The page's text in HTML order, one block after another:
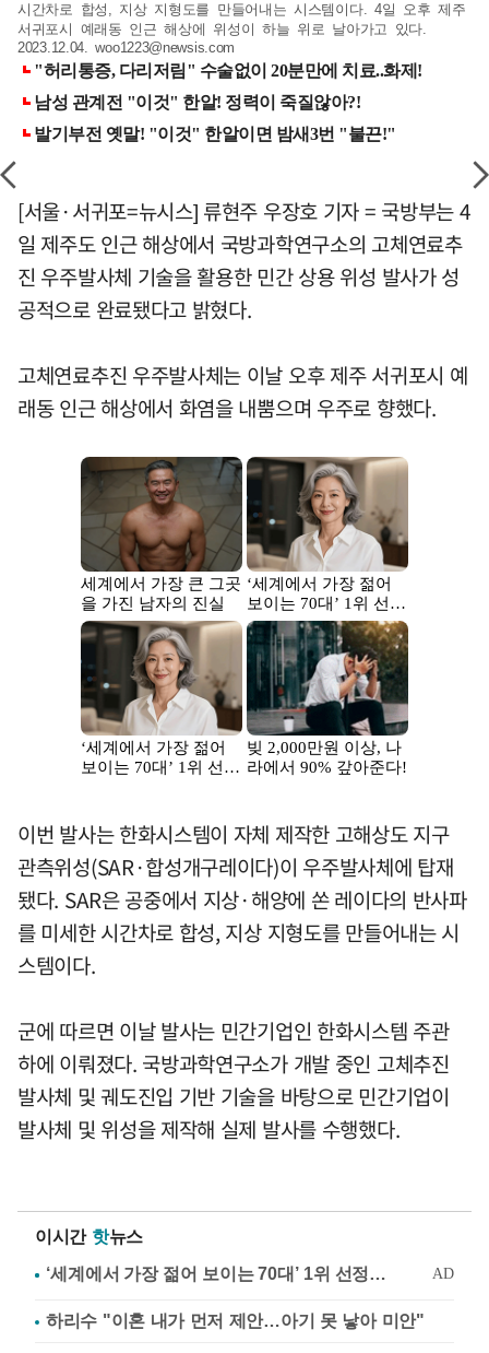
시간차로 합성, 지상 지형도를 만들어내는 시스템이다. 4일 오후 제주
서귀포시 예래동 인근 해상에 위성이 하늘 위로 날아가고 있다.
2023.12.04.woo1223@newsis.com
[서울·서귀포=뉴시스] 류현주 우장호 기자 = 국방부는 4
일 제주도 인근 해상에서 국방과학연구소의 고체연료추
진 우주발사체 기술을 활용한 민간 상용 위성 발사가 성
공적으로 완료됐다고 밝혔다.
고체연료추진 우주발사체는 이날 오후 제주 서귀포시 예
래동 인근 해상에서 화염을 내뿜으며 우주로 향했다.
이번 발사는 한화시스템이 자체 제작한 고해상도 지구
관측위성(SAR·합성개구레이다)이 우주발사체에 탑재
됐다. SAR은 공중에서 지상·해양에 쏜 레이다의 반사파
를 미세한 시간차로 합성, 지상 지형도를 만들어내는 시
스템이다.
군에 따르면 이날 발사는 민간기업인 한화시스템 주관
하에 이뤄졌다. 국방과학연구소가 개발 중인 고체추진
발사체 및 궤도진입 기반 기술을 바탕으로 민간기업이
발사체 및 위성을 제작해 실제 발사를 수행했다.
이시간 핫뉴스
하리수 "이혼 내가 먼저 제안…아기 못 낳아 미안"